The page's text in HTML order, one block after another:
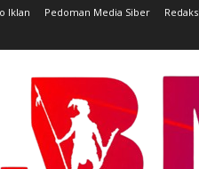
Iklan Pedoman Media Siber Redaksi